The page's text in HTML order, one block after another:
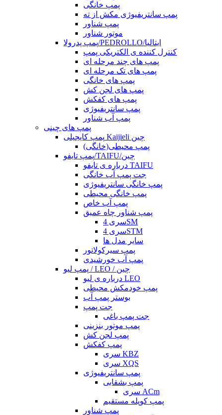
پمپ خانگی
پمپ سانتریفیوژی مکش از ته
پمپ شناور
موتور شناور
پمپ پدرولا/PEDROLLO/ایتالیا
کنترل کننده ی الکتریکی پمپ
پمپ های چند مرحله ای
پمپ های تک مرحله ای
پمپ های خانگی
پمپ های لجن کش
پمپ های کفکش
پمپ سانتریفیوژی
پمپ آب شناور
پمپ های چینی
پمپ کایجیلی Kaijieli چین
پمپ محیطی(خانگی)
پمپ تایفو/TAIFU/چین
درباره ی تایفو TAIFU
جت پمپ آب خانگی
پمپ خانگی سانتریفیوژی
پمپ خانگی محیطی
پمپ آب خاص
پمپ شناور چاه عمیق
سری 4SM
سری 4STM
سایر مدل ها
پمپ سیرکولاتور
پمپ آب خورشیدی
پمپ لیو / LEO / چین
درباره ی لیو LEO
پمپ خودمکش محیطی
بوستر پمپ آب
جت پمپ
جت پمپ باغی
پمپ موتور بنزینی
پمپ لجن کش
پمپ کفکش
سری KBZ
سری XQS
پمپ سانتریفیوژی
پمپ بشقابی
سری ACm
پمپ کوپله مستقیم
پمپ شناور